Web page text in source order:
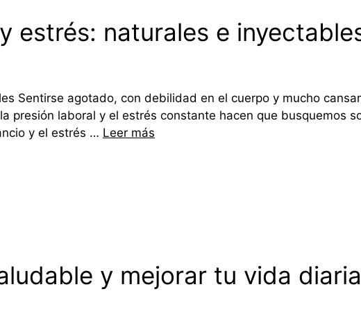
estrés: naturales e
Sentirse agotado, con debilidad en el cuerpo y mucho
presión laboral y el estrés constante hacen que busquemos
y el estrés … Leer más
y mejorar tu vida diaria